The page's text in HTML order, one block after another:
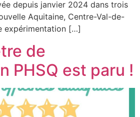
depuis janvier 2024 dans trois
Aquitaine, Centre-Val-de-
expérimentation […]
de
PHSQ est paru !